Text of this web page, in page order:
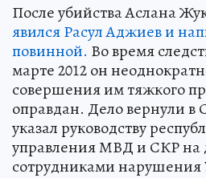
После убийства Аслана
явился Расул Аджиев и
повинной. Во время
марте 2012 он
совершения им тяжкого
оправдан. Дело вернули в
указал руководству
управления МВД и СКР
сотрудниками